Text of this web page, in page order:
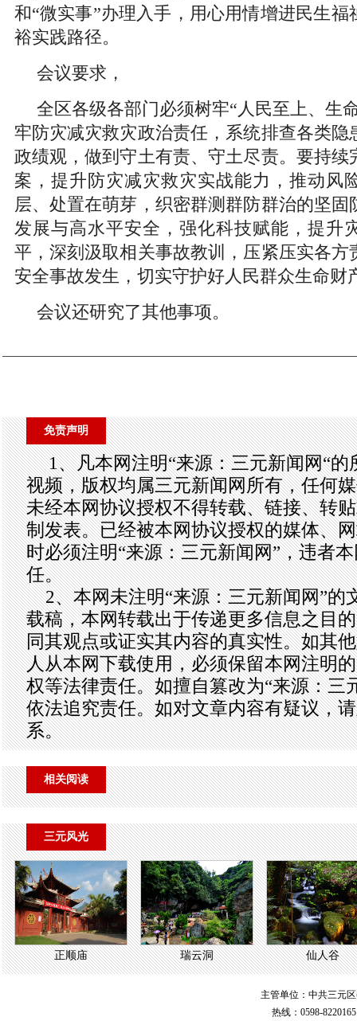
和“微实事”办理入手，用心用情增进民生福
裕实践路径。
会议要求，
全区各级各部门必须树牢“人民至上、生
牢防灾减灾救灾政治责任，系统排查各类隐
政绩观，做到守土有责、守土尽责。要持续
案，提升防灾减灾救灾实战能力，推动风
层、处置在萌芽，织密群测群防群治的坚
发展与高水平安全，强化科技赋能，提升
平，深刻汲取相关事故教训，压紧压实各方
安全事故发生，切实守护好人民群众生命财
会议还研究了其他事项。
免责声明
1、凡本网注明“来源：三元新闻网“
视频，版权均属三元新闻网所有，任何
未经本网协议授权不得转载、链接、转
制发表。已经被本网协议授权的媒体、
时必须注明“来源：三元新闻网”，违者
任。
2、本网未注明“来源：三元新闻网”的
载稿，本网转载出于传递更多信息之目
同其观点或证实其内容的真实性。如其
人从本网下载使用，必须保留本网注明
权等法律责任。如擅自篡改为“来源：三
依法追究责任。如对文章内容有疑议，
系。
相关阅读
三元风光
正顺庙 瑞云洞 仙人谷
主管单位：中共三元
热线：0598-